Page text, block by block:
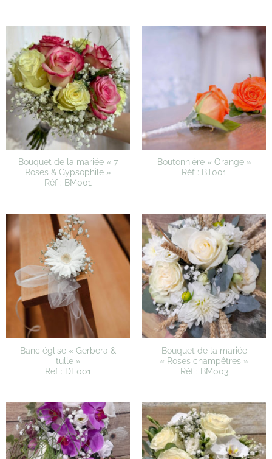
Bouquet de la mariée « 7
Roses & Gypsophile »
Réf : BM001
Boutonnière « Orange »
Réf : BT001
Banc église « Gerbera &
tulle »
Réf : DE001
Bouquet de la mariée
« Roses champêtres »
Réf : BM003